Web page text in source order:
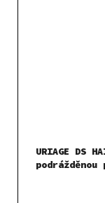
URIAGE DS